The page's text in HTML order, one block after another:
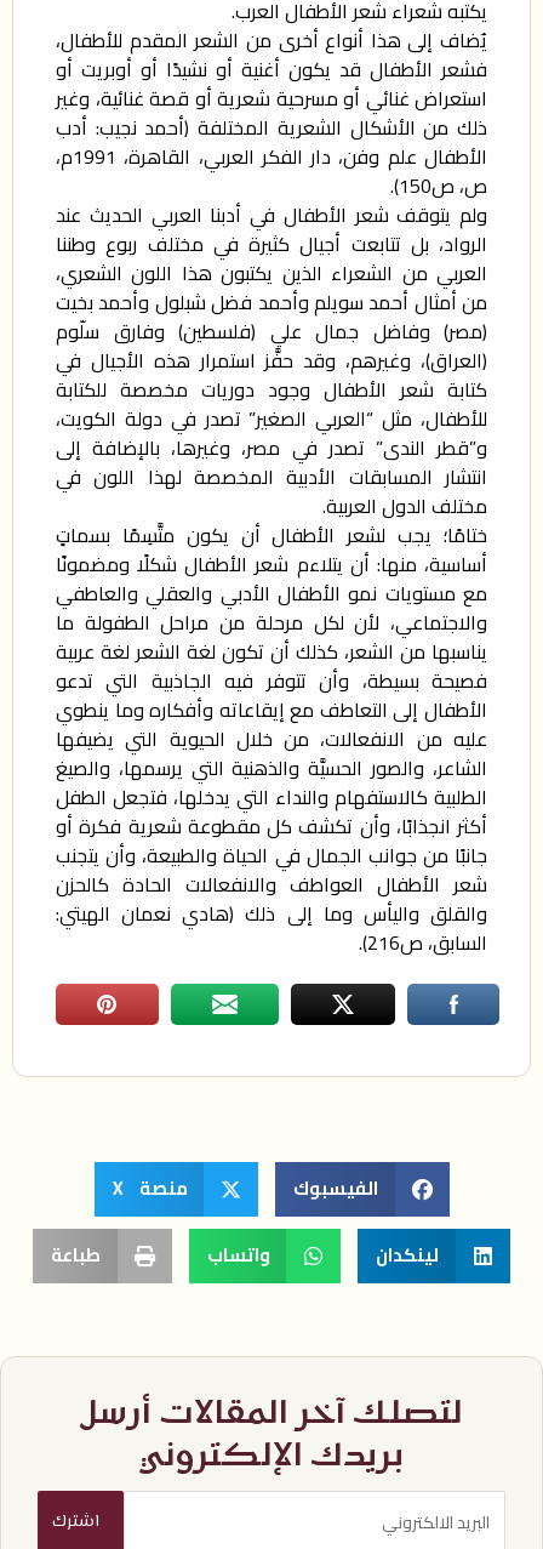
يكتبه شعراء شعر الأطفال العرب.
يُضاف إلى هذا أنواع أخرى من الشعر المقدم للأطفال،
فشعر الأطفال قد يكون أغنية أو نشيدًا أو أوبريت أو
استعراض غنائي أو مسرحية شعرية أو قصة غنائية، وغير
ذلك من الأشكال الشعرية المختلفة (أحمد نجيب: أدب
الأطفال علم وفن، دار الفكر العربي، القاهرة، 1991م،
ص، ص150).
ولم يتوقف شعر الأطفال في أدبنا العربي الحديث عند
الرواد، بل تتابعت أجيال كثيرة في مختلف ربوع وطننا
العربي من الشعراء الذين يكتبون هذا اللون الشعري،
من أمثال أحمد سويلم وأحمد فضل شبلول وأحمد بخيت
(مصر) وفاضل جمال علي (فلسطين) وفارق سلّوم
(العراق)، وغيرهم، وقد حفَّز استمرار هذه الأجيال في
كتابة شعر الأطفال وجود دوريات مخصصة للكتابة
للأطفال، مثل “العربي الصغير” تصدر في دولة الكويت،
و”قطر الندى” تصدر في مصر، وغيرها، بالإضافة إلى
انتشار المسابقات الأدبية المخصصة لهذا اللون في
مختلف الدول العربية.
ختامًا؛ يجب لشعر الأطفال أن يكون متَّسِمًا بسماتٍ
أساسية، منها: أن يتلاءم شعر الأطفال شكلًا ومضمونًا
مع مستويات نمو الأطفال الأدبي والعقلي والعاطفي
والاجتماعي، لأن لكل مرحلة من مراحل الطفولة ما
يناسبها من الشعر، كذلك أن تكون لغة الشعر لغة عربية
فصيحة بسيطة، وأن تتوفر فيه الجاذبية التي تدعو
الأطفال إلى التعاطف مع إيقاعاته وأفكاره وما ينطوي
عليه من الانفعالات، من خلال الحيوية التي يضيفها
الشاعر، والصور الحسيَّة والذهنية التي يرسمها، والصيغ
الطلبية كالاستفهام والنداء التي يدخلها، فتجعل الطفل
أكثر انجذابًا، وأن تكشف كل مقطوعة شعرية فكرة أو
جانبًا من جوانب الجمال في الحياة والطبيعة، وأن يتجنب
شعر الأطفال العواطف والانفعالات الحادة كالحزن
والقلق واليأس وما إلى ذلك (هادي نعمان الهيتي:
السابق، ص216).
الفيسبوك
منصة X
لينكدان
واتساب طباعة
لتصلك آخر المقالات أرسل
بريدك الإلكتروني